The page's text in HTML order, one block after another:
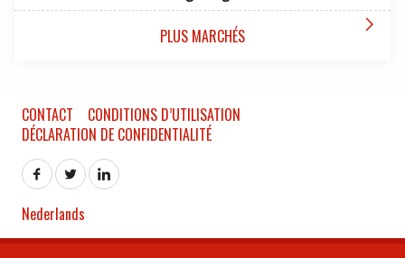
PLUS MARCHÉS 
CONTACT
CONDITIONS D’UTILISATION
DÉCLARATION DE CONFIDENTIALITÉ
Nederlands